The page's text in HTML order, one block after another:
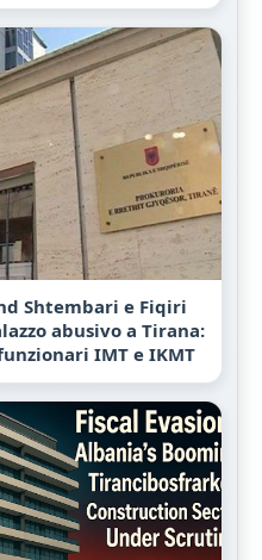
Shtembari e Fiqiri
abusivo a Tirana:
IMT e IKMT